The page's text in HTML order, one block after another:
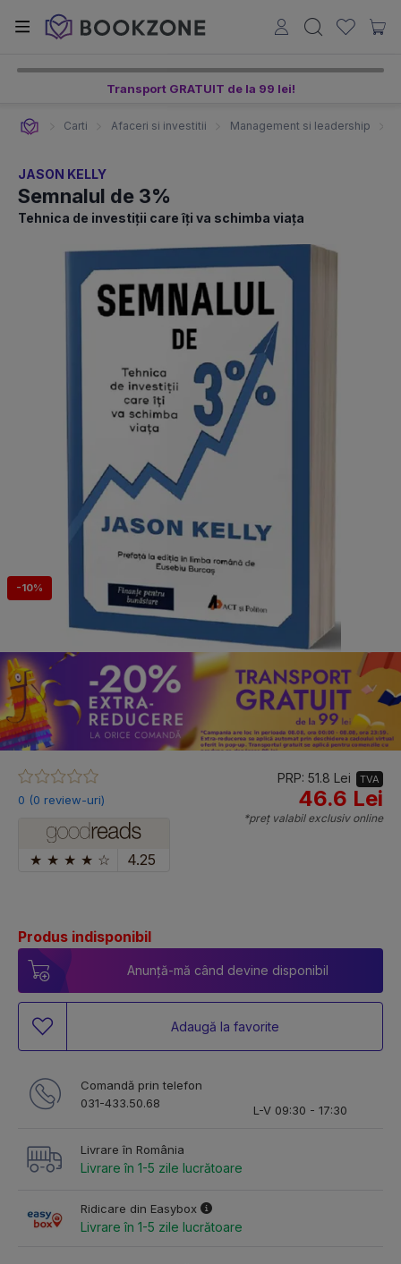
Transport GRATUIT de la 99 lei!
Carti Afaceri si investitii Management si leadership
JASON KELLY
Semnalul de 3%
Tehnica de investiţii care îţi va schimba viaţa
-10%
0 (0 review-uri)
★ ★ ★ ★ ☆ 4.25
PRP: 51.8 Lei TVA
46.6 Lei
*preț valabil exclusiv online
Produs indisponibil
Anunță-mă când devine disponibil
Adaugă la favorite
Comandă prin telefon
031-433.50.68
L-V 09:30 - 17:30
Livrare în România
Livrare în 1-5 zile lucrătoare
Ridicare din Easybox
Livrare în 1-5 zile lucrătoare